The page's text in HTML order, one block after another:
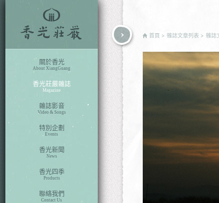
關於香光
About XiangGuang
香光莊嚴雜誌
Magazine
雜誌影音
Video & Songs
特別企劃
Events
香光新聞
News
香光四季
Products
聯絡我們
Contact Us
首頁 雜誌文章列表 雜誌